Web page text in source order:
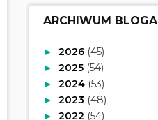
ARCHIWUM BLOGA
► 2026 (45)
► 2025 (54)
► 2024 (53)
► 2023 (48)
► 2022 (54)